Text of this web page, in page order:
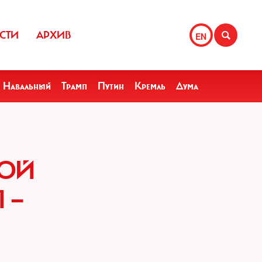
EN
АРХИВ
Навальный Трамп Путин Кремль Дума
—